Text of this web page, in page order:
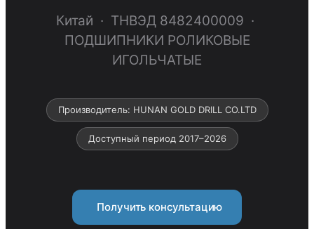
Китай · ТНВЭД 8482400009 ·
ПОДШИПНИКИ РОЛИКОВЫЕ
ИГОЛЬЧАТЫЕ
Производитель: HUNAN GOLD DRILL CO.LTD
Доступный период 2017–2026
Получить консультацию